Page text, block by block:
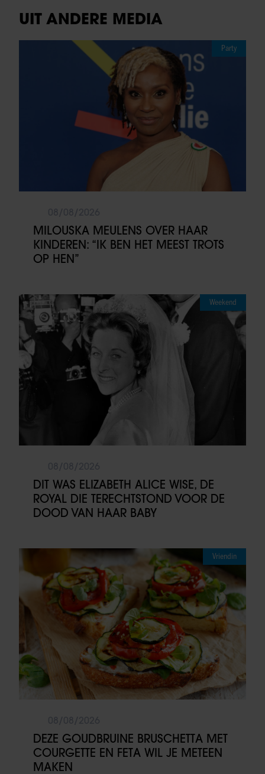
UIT ANDERE MEDIA
Party
MILOUSKA MEULENS OVER HAAR
KINDEREN: “IK BEN HET MEEST TROTS
OP HEN”
Weekend
DIT WAS ELIZABETH ALICE WISE, DE
ROYAL DIE TERECHTSTOND VOOR DE
DOOD VAN HAAR BABY
Vriendin
DEZE GOUDBRUINE BRUSCHETTA MET
COURGETTE EN FETA WIL JE METEEN
MAKEN